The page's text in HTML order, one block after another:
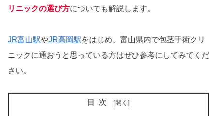
リニックの選び方についても解説します。
JR富山駅やJR高岡駅をはじめ、富山県内で包茎手術クリ
ニックに通おうと思っている方はぜひ参考にしてみてくだ
さい。
目次